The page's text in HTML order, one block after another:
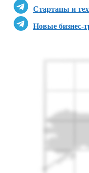
Стартапы и
Новые бизнес-